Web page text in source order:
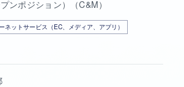
ンポジション）（C&M）
ネットサービス（EC、メディア、アプリ）